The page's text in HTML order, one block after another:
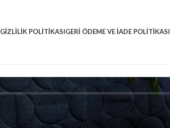
GIZLILIK POLITIKASIGERI ÖDEME VE İADE POLITIKASI